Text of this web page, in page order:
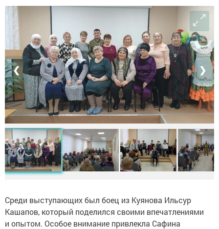
❮ ❯
Среди выступающих был боец из Куянова Ильсур
Кашапов, который поделился своими впечатлениями
и опытом. Особое внимание привлекла Сафина